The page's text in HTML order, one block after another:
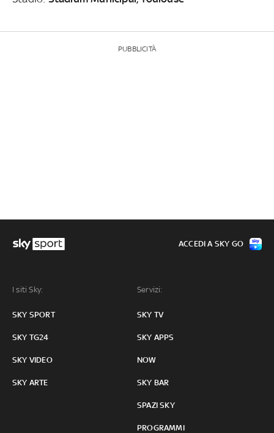
PUBBLICITÀ
I siti Sky:
SKY SPORT
SKY TG24
SKY VIDEO
SKY ARTE
Servizi:
SKY TV
SKY APPS
NOW
SKY BAR
SPAZI SKY
PROGRAMMI
ACCEDI A SKY GO